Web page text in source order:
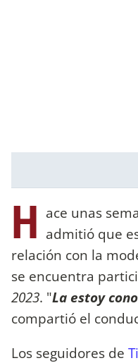
H ace unas
admitió que
relación con la
se encuentra
2023. "La estoy
compartió el
Los seguidores de